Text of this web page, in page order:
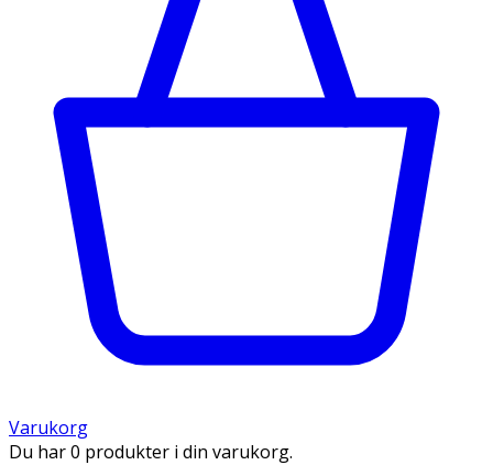
Varukorg
Du har 0 produkter i din varukorg.